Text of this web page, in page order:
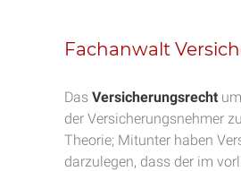
Fachanwalt
Das Versicherungsrecht
der Versicherungsnehmer
Theorie; Mitunter haben
darzulegen, dass der im